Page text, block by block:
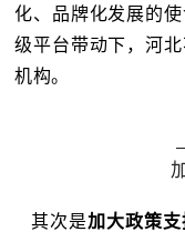
化、品牌化发展的使
级平台带动下，河
机构。
其次是加大政策